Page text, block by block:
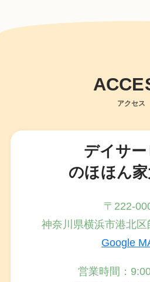
アクセス
デイサー
のほほん
〒222-
神奈川県横浜市港北
Google
営業時間：